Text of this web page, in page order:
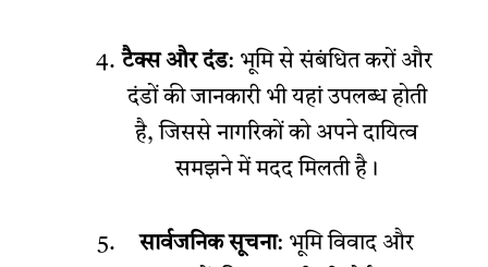
टैक्स और दंड: भूमि से संबंधित करों और
दंडों की जानकारी भी यहां उपलब्ध होती
है, जिससे नागरिकों को अपने दायित्व
समझने में मदद मिलती है।
सार्वजनिक सूचना: भूमि विवाद और